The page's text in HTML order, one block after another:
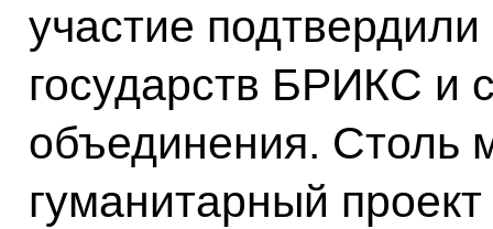
участие
государств БРИКС и
объединения. Столь
гуманитарный